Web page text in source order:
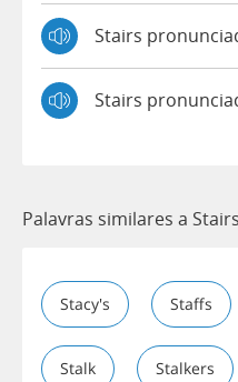
Stairs
Stairs
Palavras similares a Stairs
Stacy's Staffs
Stalk Stalkers